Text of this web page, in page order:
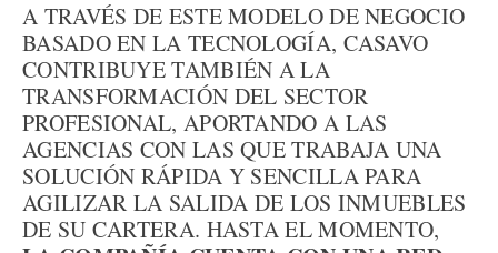
A TRAVÉS DE ESTE MODELO DE NEGOCIO
BASADO EN LA TECNOLOGÍA, CASAVO
CONTRIBUYE TAMBIÉN A LA
TRANSFORMACIÓN DEL SECTOR
PROFESIONAL, APORTANDO A LAS
AGENCIAS CON LAS QUE TRABAJA UNA
SOLUCIÓN RÁPIDA Y SENCILLA PARA
AGILIZAR LA SALIDA DE LOS INMUEBLES
DE SU CARTERA. HASTA EL MOMENTO,